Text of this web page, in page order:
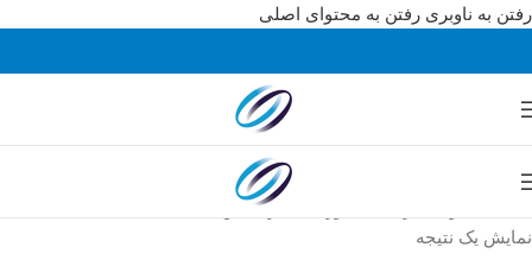
رفتن به ناوبری رفتن به محتوای اصلی
محصولات برچسب خورده “ایرانکیش”
نمایش یک نتیجه